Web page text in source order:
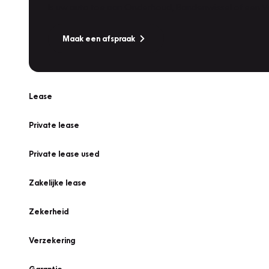
Maak een afspraak
Lease
Private lease
Private lease used
Zakelijke lease
Zekerheid
Verzekering